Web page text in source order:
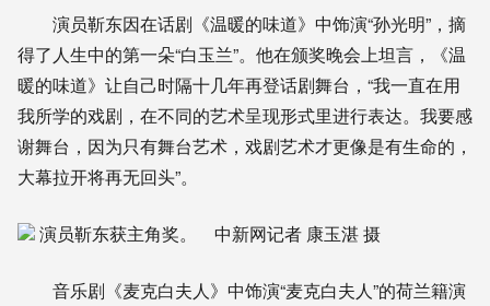
演员靳东因在话剧《温暖的味道》中饰演“孙光明”，摘
得了人生中的第一朵“白玉兰”。他在颁奖晚会上坦言，《温
暖的味道》让自己时隔十几年再登话剧舞台，“我一直在用
我所学的戏剧，在不同的艺术呈现形式里进行表达。我要感
谢舞台，因为只有舞台艺术，戏剧艺术才更像是有生命的，
大幕拉开将再无回头”。
演员靳东获主角奖。 中新网记者 康玉湛 摄
音乐剧《麦克白夫人》中饰演“麦克白夫人”的荷兰籍演